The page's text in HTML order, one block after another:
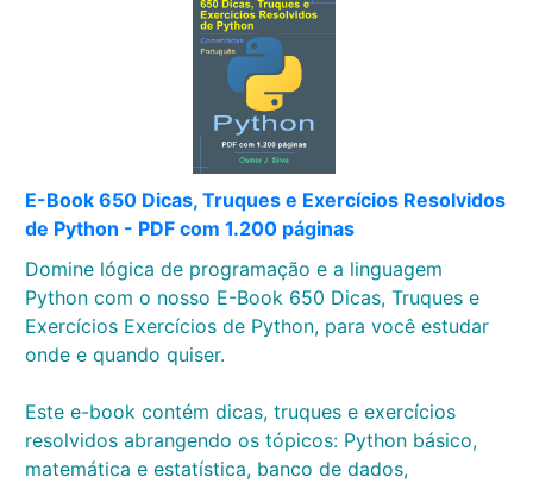
E-Book 650 Dicas, Truques e Exercícios Resolvidos
de Python - PDF com 1.200 páginas
Domine lógica de programação e a linguagem
Python com o nosso E-Book 650 Dicas, Truques e
Exercícios Exercícios de Python, para você estudar
onde e quando quiser.
Este e-book contém dicas, truques e exercícios
resolvidos abrangendo os tópicos: Python básico,
matemática e estatística, banco de dados,